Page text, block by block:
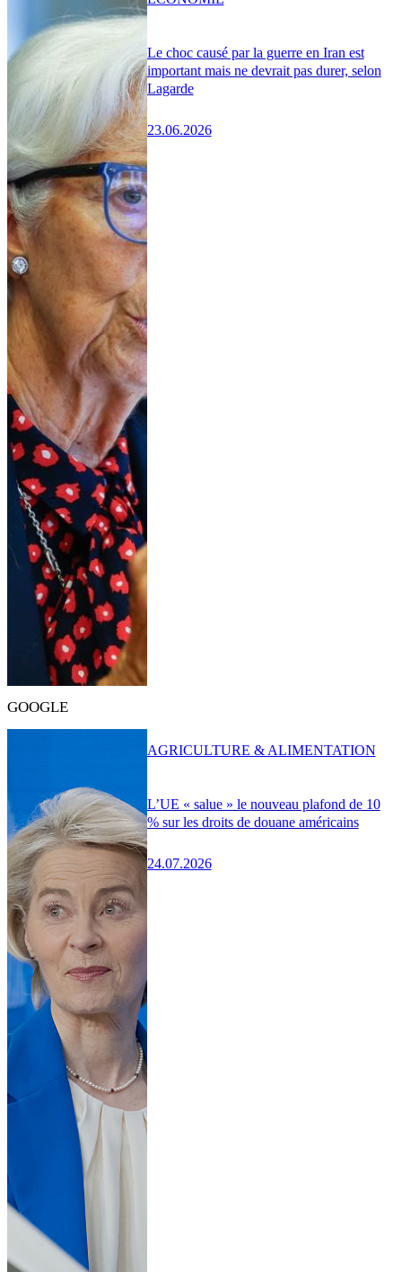
Le choc causé par la guerre en Iran est
important mais ne devrait pas durer, selon
Lagarde
23.06.2026
GOOGLE
L’UE « salue » le nouveau plafond de 10
% sur les droits de douane américains
24.07.2026
AGRICULTURE & ALIMENTATION